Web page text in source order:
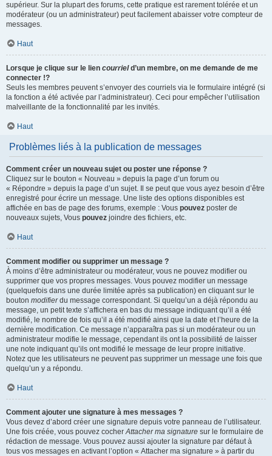
supérieur. Sur la plupart des forums, cette pratique est rarement tolérée et un
modérateur (ou un administrateur) peut facilement abaisser votre compteur de
messages.
Haut
Lorsque je clique sur le lien courrield’un membre, on me demande de me
connecter !?
Seuls les membres peuvent s’envoyer des courriels via le formulaire intégré (si
la fonction a été activée par l’administrateur). Ceci pour empêcher l’utilisation
malveillante de la fonctionnalité par les invités.
Haut
Problèmes liés à la publication de messages
Comment créer un nouveau sujet ou poster une réponse ?
Cliquez sur le bouton « Nouveau » depuis la page d’un forum ou
« Répondre » depuis la page d’un sujet. Il se peut que vous ayez besoin d’être
enregistré pour écrire un message. Une liste des options disponibles est
affichée en bas de page des forums, exemple : Vous pouvez poster de
nouveaux sujets, Vous pouvez joindre des fichiers, etc.
Haut
Comment modifier ou supprimer un message ?
À moins d’être administrateur ou modérateur, vous ne pouvez modifier ou
supprimer que vos propres messages. Vous pouvez modifier un message
(quelquefois dans une durée limitée après sa publication) en cliquant sur le
bouton modifierdu message correspondant. Si quelqu’un a déjà répondu au
message, un petit texte s’affichera en bas du message indiquant qu’il a été
modifié, le nombre de fois qu’il a été modifié ainsi que la date et l’heure de la
dernière modification. Ce message n’apparaîtra pas si un modérateur ou un
administrateur modifie le message, cependant ils ont la possibilité de laisser
une note indiquant qu’ils ont modifié le message de leur propre initiative.
Notez que les utilisateurs ne peuvent pas supprimer un message une fois que
quelqu’un y a répondu.
Haut
Comment ajouter une signature à mes messages ?
Vous devez d’abord créer une signature depuis votre panneau de l’utilisateur.
Une fois créée, vous pouvez cocherAttacher ma signature sur le formulaire de
rédaction de message. Vous pouvez aussi ajouter la signature par défaut à
tous vos messages en activant l’option « Attacher ma signature » à partir du